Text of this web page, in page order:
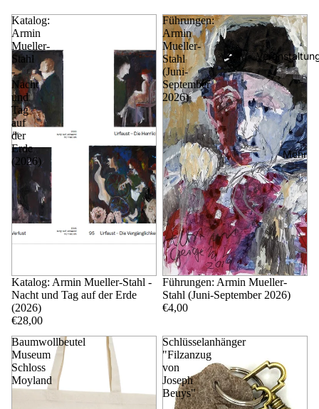
Mehr
Katalog:
Armin
Mueller-
Stahl
-
Nacht
und
Tag
auf
der
Erde
(2026)
Katalog: Armin Mueller-Stahl -
Nacht und Tag auf der Erde
(2026)
€28,00
Führungen:
Armin
Mueller-
Stahl
(Juni-
September
2026)
Führungen: Armin Mueller-
Stahl (Juni-September 2026)
€4,00
Baumwollbeutel
Museum
Schloss
Moyland
Schlüsselanhänger
"Filzanzug
von
Joseph
Beuys"